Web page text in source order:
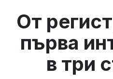
От
първа
в три